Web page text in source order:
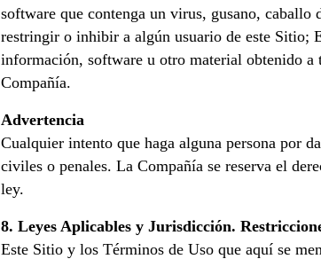
software que contenga un virus, gusano,
restringir o inhibir a algún usuario de este Sitio;
información, software u otro material obtenido a
Compañía.
Advertencia
Cualquier intento que haga alguna persona por
civiles o penales. La Compañía se reserva el
ley.
8. Leyes Aplicables y Jurisdicción.
Este Sitio y los Términos de Uso que aquí se